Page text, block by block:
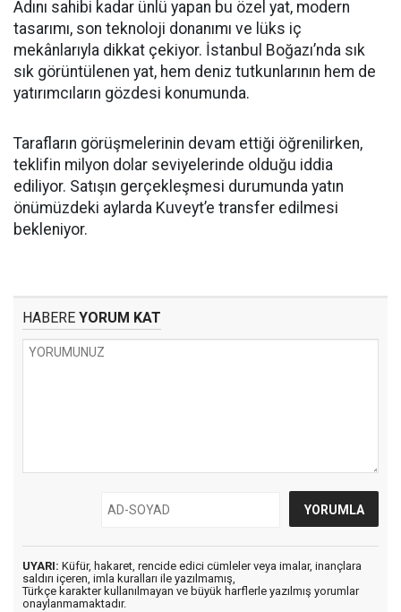
Adını sahibi kadar ünlü yapan bu özel yat, modern
tasarımı, son teknoloji donanımı ve lüks iç
mekânlarıyla dikkat çekiyor. İstanbul Boğazı’nda sık
sık görüntülenen yat, hem deniz tutkunlarının hem de
yatırımcıların gözdesi konumunda.
Tarafların görüşmelerinin devam ettiği öğrenilirken,
teklifin milyon dolar seviyelerinde olduğu iddia
ediliyor. Satışın gerçekleşmesi durumunda yatın
önümüzdeki aylarda Kuveyt’e transfer edilmesi
bekleniyor.
HABERE YORUM KAT
UYARI: Küfür, hakaret, rencide edici cümleler veya imalar, inançlara
saldırı içeren, imla kuralları ile yazılmamış,
Türkçe karakter kullanılmayan ve büyük harflerle yazılmış yorumlar
onaylanmamaktadır.